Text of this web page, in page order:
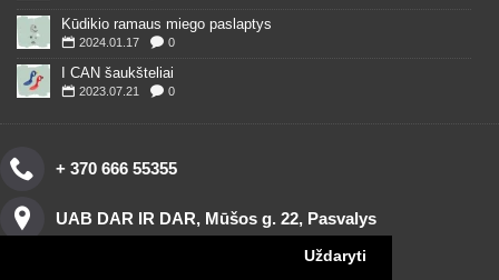
Uždaryti
Kūdikio ramaus miego paslaptys
2024.01.17 0
I CAN šaukšteliai
2023.07.21 0
+ 370 666 55355
UAB DAR IR DAR, Mūšos g. 22, Pasvalys